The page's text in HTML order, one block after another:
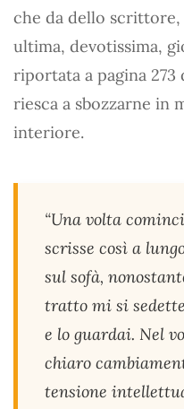
che da dello scrittore,
ultima, devotissima,
riportata a pagina
riesca a sbozzarne in
interiore.
“Una volta
scrisse così a
sul sofà,
tratto mi si
e lo guardai. Nel
chiaro
tensione